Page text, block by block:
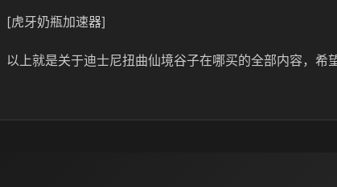
[虎牙奶瓶加速器]
以上就是关于迪士尼扭曲仙境谷子在哪买的全部内容，希